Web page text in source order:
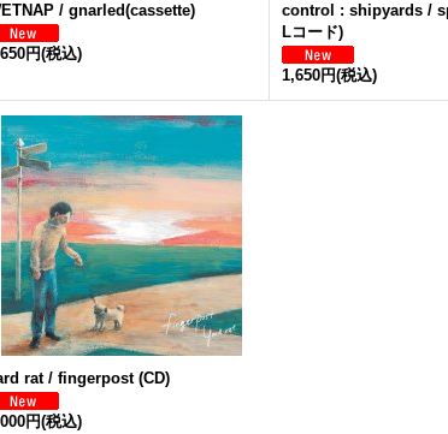
/ gnarled(cassette)
円(税込)
control : shipyards /
Lコード)
1,650円(税込)
rat / fingerpost (CD)
円(税込)